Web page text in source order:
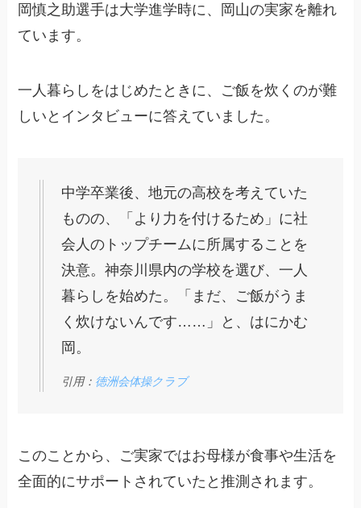
岡慎之助選手は大学進学時に、岡山の実家を離れ
ています。
一人暮らしをはじめたときに、ご飯を炊くのが難
しいとインタビューに答えていました。
中学卒業後、地元の高校を考えていた
ものの、「より力を付けるため」に社
会人のトップチームに所属することを
決意。神奈川県内の学校を選び、一人
暮らしを始めた。「まだ、ご飯がうま
く炊けないんです……」と、はにかむ
岡。
引用： 徳洲会体操クラブ
このことから、ご実家ではお母様が食事や生活を
全面的にサポートされていたと推測されます。